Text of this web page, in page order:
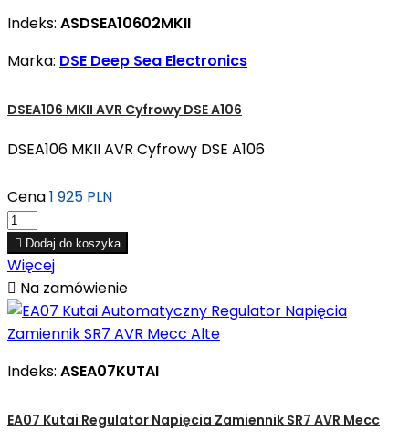
Indeks: ASDSEA10602MKII
Marka: DSE Deep Sea Electronics
DSEA106 MKII AVR Cyfrowy DSE A106
DSEA106 MKII AVR Cyfrowy DSE A106
Cena1 925 PLN
 Dodaj do koszyka
Więcej
 Na zamówienie
Indeks: ASEA07KUTAI
EA07 Kutai Regulator Napięcia Zamiennik SR7 AVR Mecc